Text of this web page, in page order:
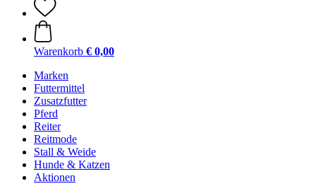
Warenkorb € 0,00
Marken
Futtermittel
Zusatzfutter
Pferd
Reiter
Reitmode
Stall & Weide
Hunde & Katzen
Aktionen